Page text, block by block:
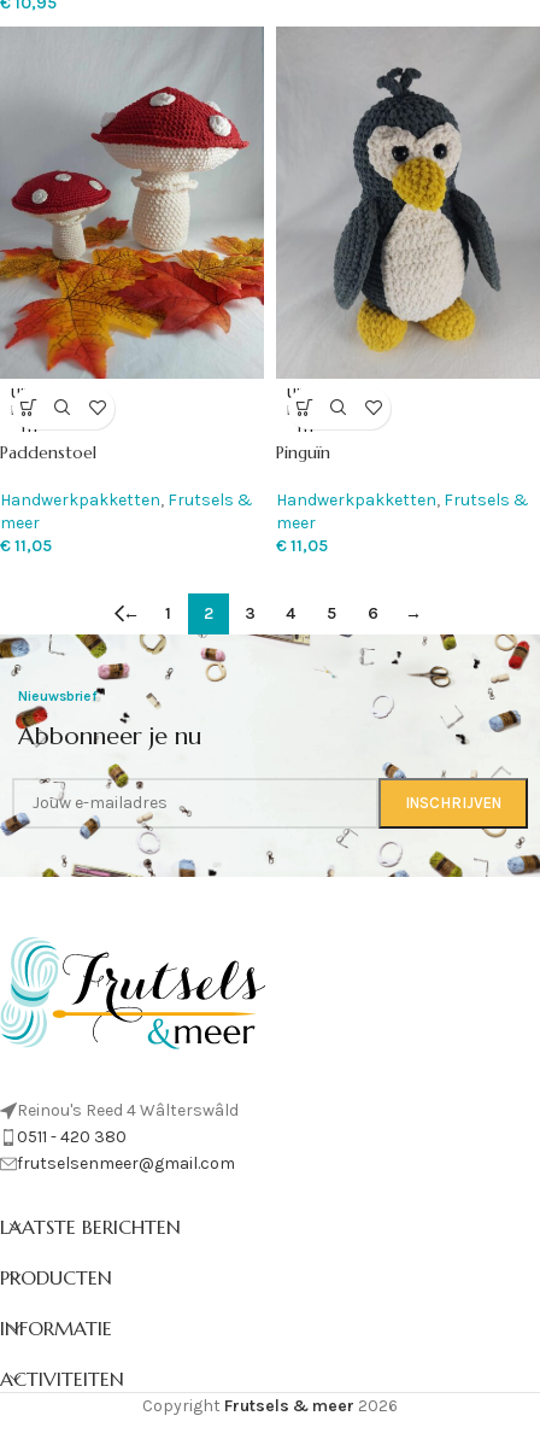
UITVE
RKOC
HT
Paddenstoel
Handwerkpakketten, Frutsels &
meer
€11,05
UITVE
RKOC
HT
Pinguïn
Handwerkpakketten, Frutsels &
meer
€11,05
← 1 2 3 4 5 6 →
Nieuwsbrief
Abbonneer je nu
Reinou's Reed 4 Wâlterswâld
0511 - 420 380
frutselsenmeer@gmail.com
LAATSTE BERICHTEN
PRODUCTEN
INFORMATIE
ACTIVITEITEN
Copyright Frutsels & meer 2026